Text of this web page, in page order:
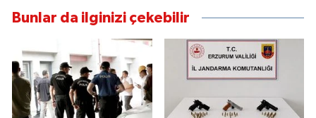
Bunlar da ilginizi çekebilir